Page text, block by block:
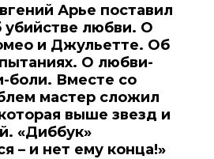
Арье поставил
убийстве любви. О
и Джульетте. Об
О любви-
боли. Вместе со
мастер сложил
выше звезд и
«Диббук»
– и нет ему конца!»